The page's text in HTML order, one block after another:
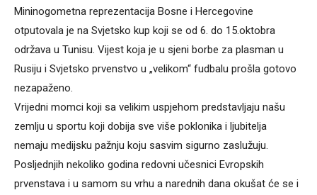
Mininogometna reprezentacija Bosne i Hercegovine
otputovala je na Svjetsko kup koji se od 6. do 15.oktobra
održava u Tunisu. Vijest koja je u sjeni borbe za plasman u
Rusiju i Svjetsko prvenstvo u „velikom“ fudbalu prošla gotovo
nezapaženo.
Vrijedni momci koji sa velikim uspjehom predstavljaju našu
zemlju u sportu koji dobija sve više poklonika i ljubitelja
nemaju medijsku pažnju koju sasvim sigurno zaslužuju.
Posljednjih nekoliko godina redovni učesnici Evropskih
prvenstava i u samom su vrhu a narednih dana okušat će se i